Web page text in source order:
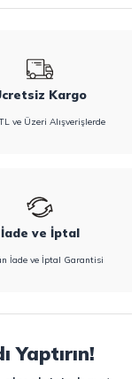
Kargo
ve Üzeri Alışverişlerde
İade ve İptal
İade ve İptal Garantisi
Yaptırın!